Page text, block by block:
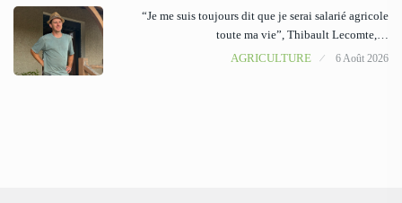
“Je me suis toujours dit que je serai salarié agricole
toute ma vie”, Thibault Lecomte,…
AGRICULTURE
6 Août 2026